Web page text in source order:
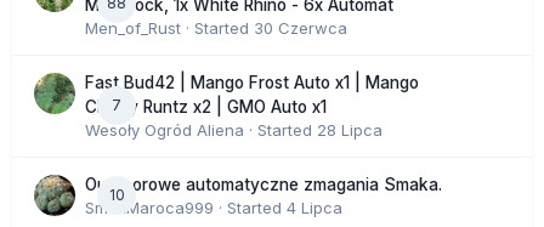
Moonrock, 1x White Rhino - 6x Automat
Men_of_Rust · Started 30 Czerwca
7
Fast Bud42 | Mango Frost Auto x1 | Mango
Cherry Runtz x2 | GMO Auto x1
Wesoły Ogród Aliena · Started 28 Lipca
10
Outdoorowe automatyczne zmagania Smaka.
SmakMaroca999 · Started 4 Lipca